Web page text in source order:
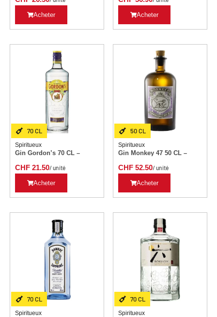
Acheter Acheter
70 CL
Spiritueux
Gin Gordon’s 70 CL –
CHF 21.50/ unité
Acheter
50 CL
Spiritueux
Gin Monkey 47 50 CL –
CHF 52.50/ unité
Acheter
70 CL
Spiritueux
70 CL
Spiritueux